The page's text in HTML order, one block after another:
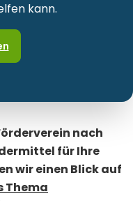
kann.
nach
für Ihre
wir einen Blick auf
Thema